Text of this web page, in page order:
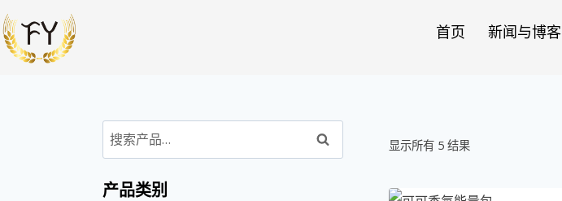
首页 新闻与博客
显示所有 5 结果
搜
索
产品类别